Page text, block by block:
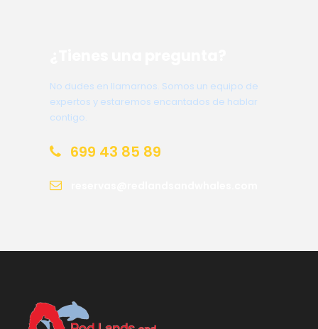
No dudes en llamarnos. Somos un equipo de
expertos y estaremos encantados de hablar
contigo.
699 43 85 89